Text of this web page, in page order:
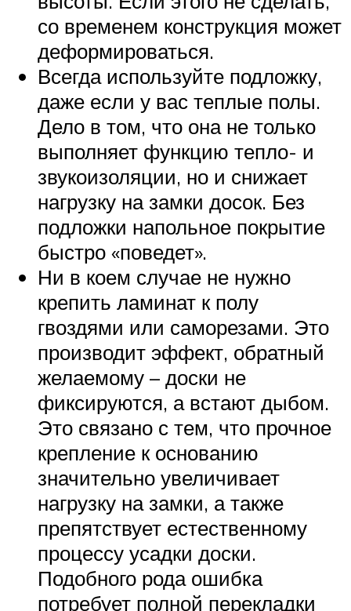
со временем конструкция может
деформироваться.
Всегда используйте подложку,
даже если у вас теплые полы.
Дело в том, что она не только
выполняет функцию тепло- и
звукоизоляции, но и снижает
нагрузку на замки досок. Без
подложки напольное покрытие
быстро «поведет».
Ни в коем случае не нужно
крепить ламинат к полу
гвоздями или саморезами. Это
производит эффект, обратный
желаемому – доски не
фиксируются, а встают дыбом.
Это связано с тем, что прочное
крепление к основанию
значительно увеличивает
нагрузку на замки, а также
препятствует естественному
процессу усадки доски.
Подобного рода ошибка
потребует полной перекладки